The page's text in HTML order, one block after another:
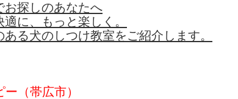
お探しのあなたへ
に、もっと楽しく。
る犬のしつけ教室をご紹介します。
（帯広市）